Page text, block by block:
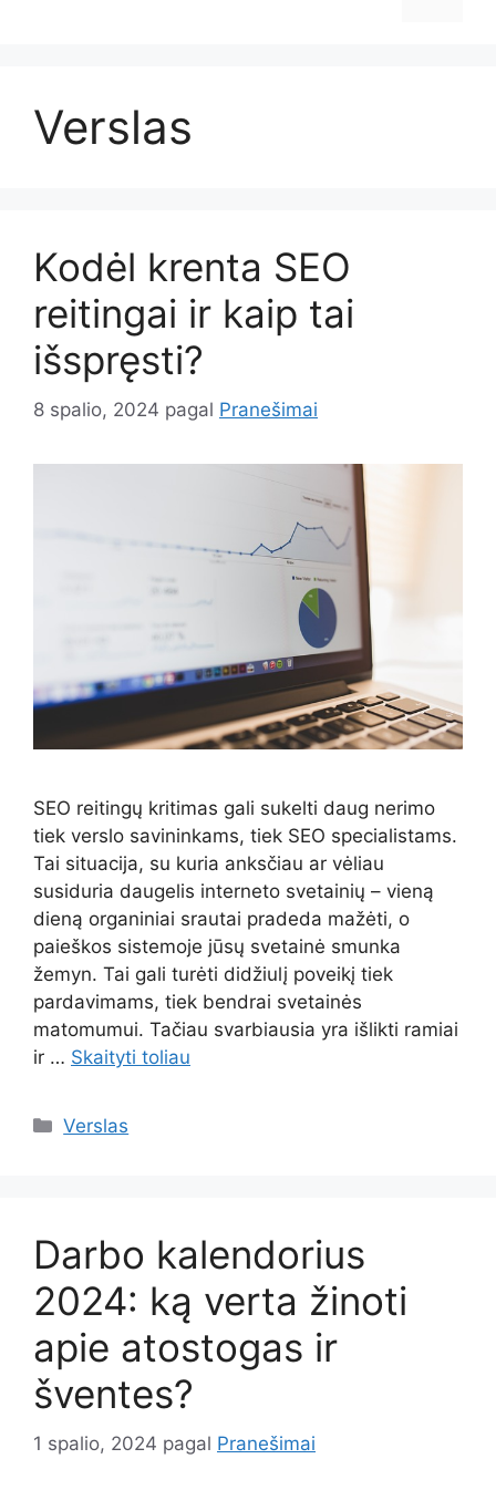
Verslas
Kodėl krenta SEO
reitingai ir kaip tai
išspręsti?
8 spalio, 2024 pagal Pranešimai
SEO reitingų kritimas gali sukelti daug nerimo
tiek verslo savininkams, tiek SEO specialistams.
Tai situacija, su kuria anksčiau ar vėliau
susiduria daugelis interneto svetainių – vieną
dieną organiniai srautai pradeda mažėti, o
paieškos sistemoje jūsų svetainė smunka
žemyn. Tai gali turėti didžiulį poveikį tiek
pardavimams, tiek bendrai svetainės
matomumui. Tačiau svarbiausia yra išlikti ramiai
ir … Skaityti toliau
Kategorijos
Verslas
Darbo kalendorius
2024: ką verta žinoti
apie atostogas ir
šventes?
1 spalio, 2024 pagal Pranešimai